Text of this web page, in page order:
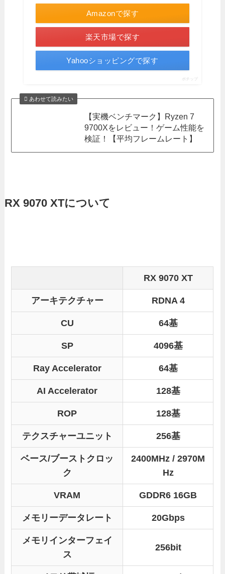
Amazonで探す
楽天市場で探す
Yahooショッピングで探す
ポチップ
あわせて読みたい
【実機ベンチマーク】Ryzen 7
9700Xをレビュー！ゲーム性能を
検証！【平均フレームレート】
RX 9070 XTについて
RX 9070 XT
アーキテクチャー RDNA 4
CU 64基
SP 4096基
Ray Accelerator 64基
AI Accelerator 128基
ROP 128基
テクスチャーユニット 256基
ベース/ブーストクロッ
ク
2400MHz / 2970M
Hz
VRAM GDDR6 16GB
メモリーデータレート 20Gbps
メモリインターフェイ
ス
256bit